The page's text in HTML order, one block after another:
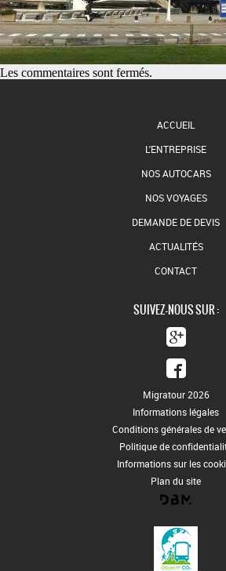
Les commentaires sont fermés.
ACCUEIL
L'ENTREPRISE
NOS AUTOCARS
NOS VOYAGES
DEMANDE DE DEVIS
ACTUALITÉS
CONTACT
SUIVEZ-NOUS SUR :
Migratour 2026
Informations légales
Conditions générales de
Politique de
Informations sur les
Plan du site